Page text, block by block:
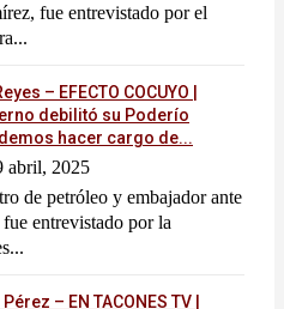
fue entrevistado por el
– EFECTO COCUYO |
debilitó su Poderío
hacer cargo de...
abril, 2025
de petróleo y embajador ante
entrevistado por la
– EN TACONES TV |